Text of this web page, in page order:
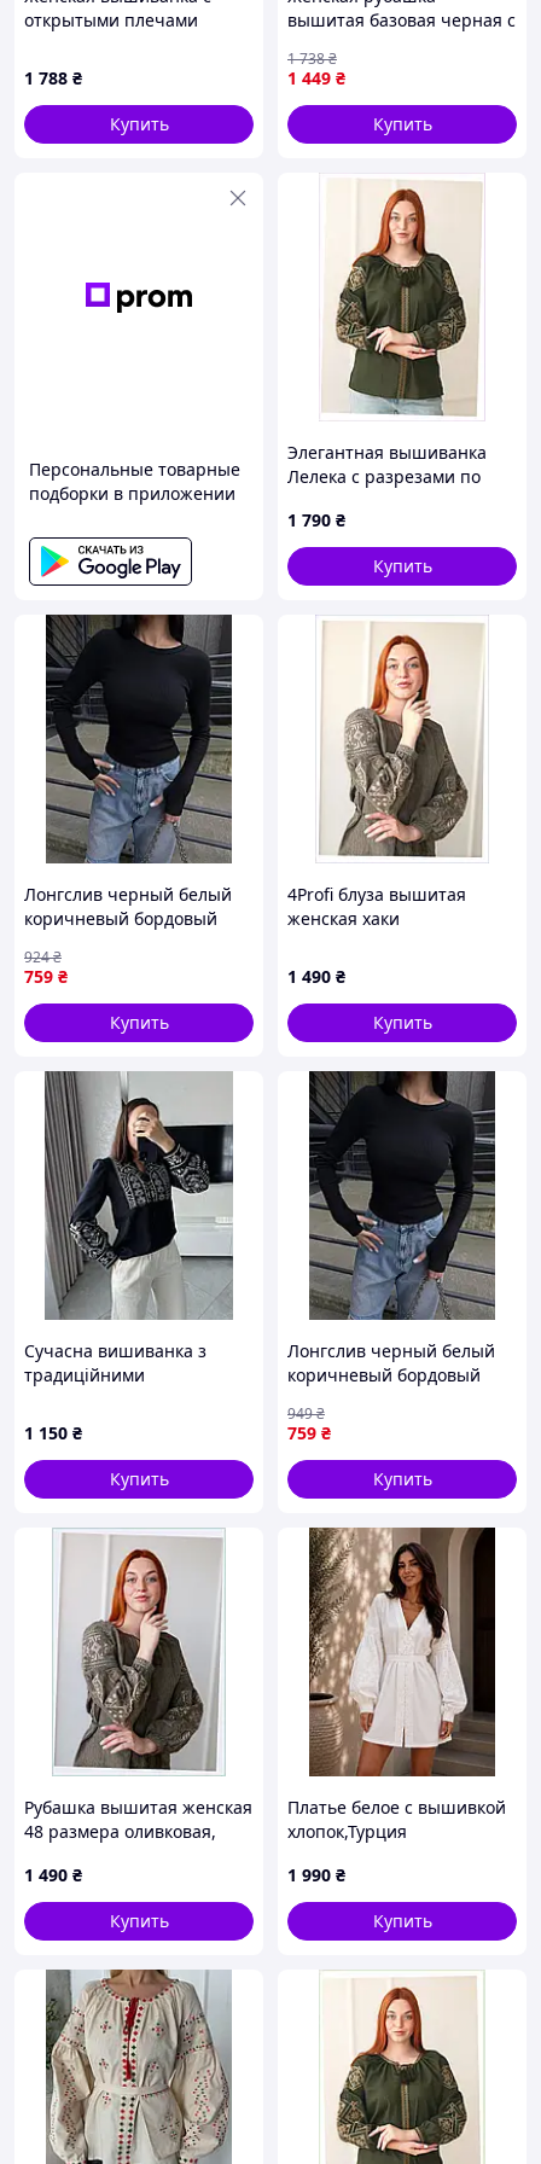
открытыми плечами
геометрией гладью
1 788 ₴
Купить
вышитая базовая черная с
широкими рукавами и
золотой вышивкой Sellia
Жіноча сорочка вишивана
1 449 ₴
1 738₴
Купить
Персональные товарные
подборки в приложении
Элегантная вышиванка
Лелека с разрезами по
1 790 ₴
Купить
Лонгслив черный белый
коричневый бордовый
Жіночий лонгслів чорний
білий коричневий
бордовий кофта
759 ₴
924₴
Купить
4Profi блуза вышитая
женская хаки
8X613B86C4
1 490 ₴
Купить
Сучасна вишиванка з
традиційними
1 150 ₴
Купить
Лонгслив черный белый
коричневый бордовый
Жіночий лонгслів чорний
білий коричневий
бордовий кофта
759 ₴
949₴
Купить
Рубашка вышитая женская
48 размера оливковая,
1 490 ₴
Купить
Платье белое с вышивкой
хлопок,Турция
1 990 ₴
Купить